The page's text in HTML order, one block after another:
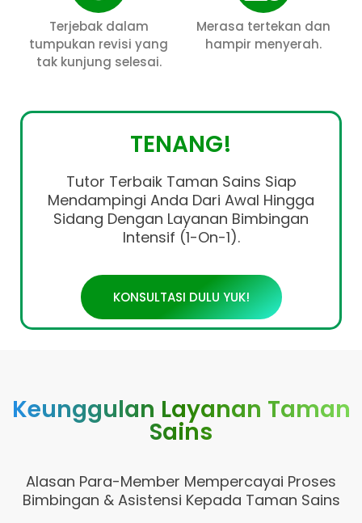
Terjebak dalam
tumpukan revisi yang
tak kunjung selesai.
Merasa tertekan dan
hampir menyerah.
TENANG!
Tutor Terbaik Taman Sains Siap
Mendampingi Anda Dari Awal Hingga
Sidang Dengan Layanan Bimbingan
Intensif (1-On-1).
KONSULTASI DULU YUK!
Keunggulan Layanan Taman
Sains
Alasan Para-Member Mempercayai Proses
Bimbingan & Asistensi Kepada Taman Sains